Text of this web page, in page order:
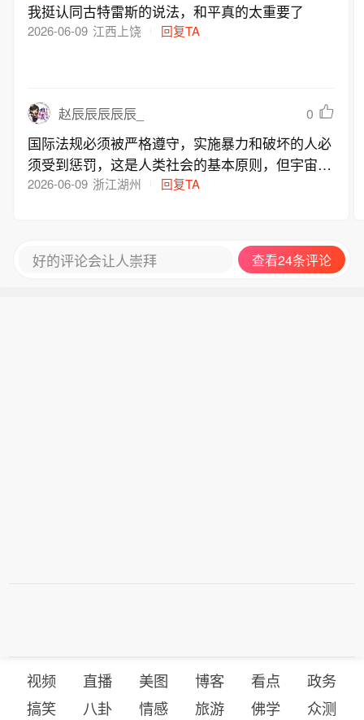
我挺认同古特雷斯的说法，和平真的太重要了
2026-06-09 江西上饶 回复TA
赵辰辰辰辰辰_ 0
国际法规必须被严格遵守，实施暴力和破坏的人必
须受到惩罚，这是人类社会的基本原则，但宇宙的
规则同样适用于所有人，没有人可以置身事外
2026-06-09 浙江湖州 回复TA
好的评论会让人崇拜 查看24条评论
视频 直播 美图 博客 看点
政务
搞笑
八卦 情感 旅游 佛学 众测